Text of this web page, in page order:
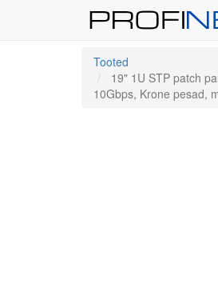
Tooted
19" 1U STP patch
10Gbps, Krone pesad,